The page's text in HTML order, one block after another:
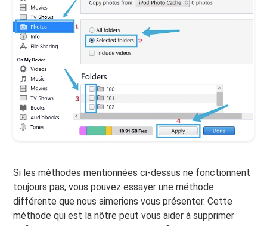
Si les méthodes mentionnées ci-dessus ne fonctionnent
toujours pas, vous pouvez essayer une méthode
différente que nous aimerions vous présenter. Cette
méthode qui est la nôtre peut vous aider à supprimer